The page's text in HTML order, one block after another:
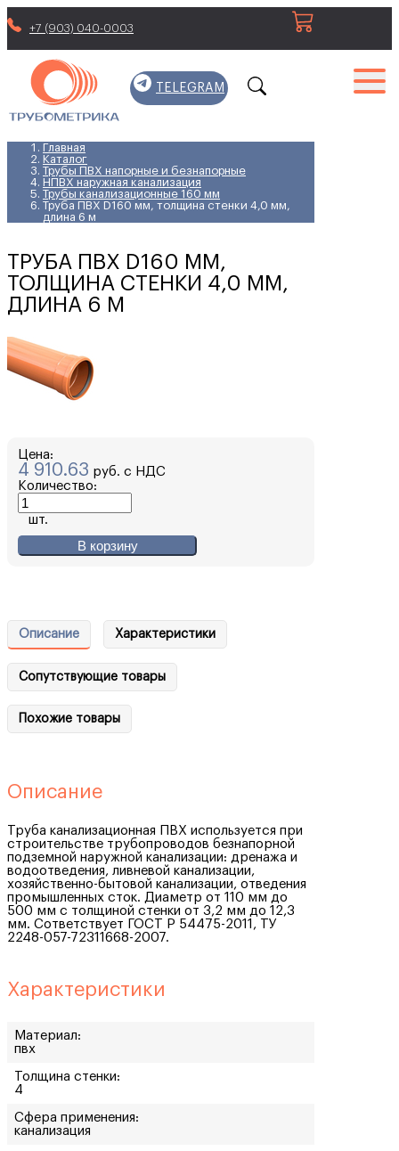
+7 (903) 040-0003
TELEGRAM
Главная
Каталог
Трубы ПВХ напорные и безнапорные
НПВХ наружная канализация
Трубы канализационные 160 мм
Труба ПВХ D160 мм, толщина стенки 4,0 мм,
длина 6 м
ТРУБА ПВХ D160 ММ,
ТОЛЩИНА СТЕНКИ 4,0 ММ,
ДЛИНА 6 М
Цена:
4 910.63 руб. с НДС
Количество:
шт.
В корзину
Описание Характеристики
Сопутствующие товары
Похожие товары
Описание
Труба канализационная ПВХ используется при
строительстве трубопроводов безнапорной
подземной наружной канализации: дренажа и
водоотведения, ливневой канализации,
хозяйственно-бытовой канализации, отведения
промышленных сток. Диаметр от 110 мм до
500 мм с толщиной стенки от 3,2 мм до 12,3
мм. Сответствует ГОСТ Р 54475-2011, ТУ
2248-057-72311668-2007.
Характеристики
Материал:
пвх
Толщина стенки:
4
Сфера применения:
канализация